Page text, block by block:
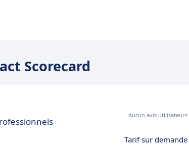
Scorecard
Aucun avis utilisateurs
Tarif sur demande